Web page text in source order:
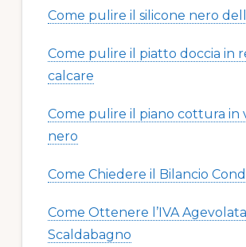
Come pulire il silicone nero
Come pulire il piatto doccia in
calcare​​
Come pulire il piano cottura in
nero​​
Come Chiedere il Bilancio
Come Ottenere l’IVA
Scaldabagno